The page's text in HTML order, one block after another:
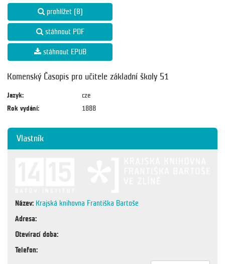
prohlížet (8)
stáhnout PDF
stáhnout EPUB
Komenský Časopis pro učitele základní školy 51
Jazyk:
cze
Rok vydání:
1888
Vlastník
Název: Krajská knihovna Františka Bartoše
Adresa:
Otevírací doba:
Telefon: